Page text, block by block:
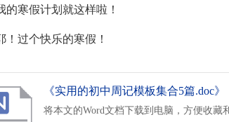
的寒假计划就这样啦！
！过个快乐的寒假！
《实用的初中周记模板集合5篇.doc》
将本文的Word文档下载到电脑，方便收藏